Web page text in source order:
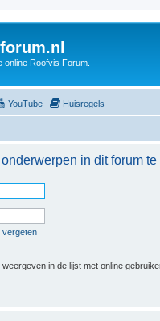
online Roofvis Forum.
YouTube Huisregels
in dit forum
vergeten
in de lijst met online